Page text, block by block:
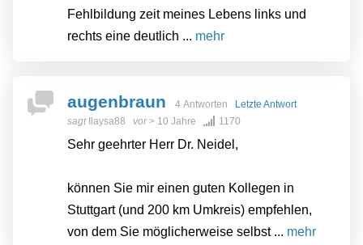
Fehlbildung zeit meines Lebens links und
rechts eine deutlich ... mehr
augenbraun 4 Antworten
Letzte Antwort
sagt Ilaysa88 vor> 10 Jahre 1170
Sehr geehrter Herr Dr. Neidel,
können Sie mir einen guten Kollegen in
Stuttgart (und 200 km Umkreis) empfehlen,
von dem Sie möglicherweise selbst ... mehr